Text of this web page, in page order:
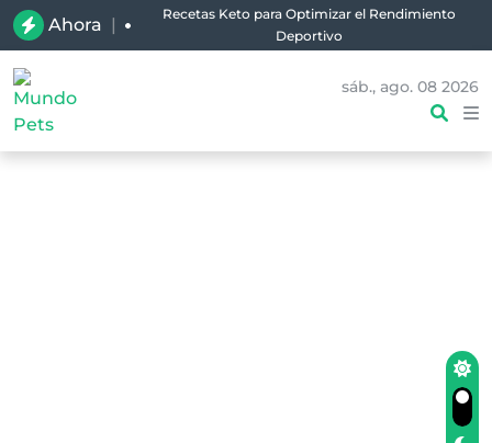
Ahora |
Recetas Keto para Optimizar el Rendimiento
Deportivo
sáb., ago. 08 2026